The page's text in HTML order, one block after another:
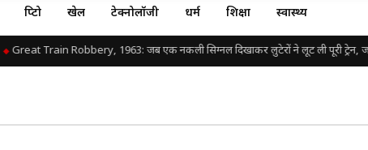
क्रिप्टो खेल टेक्नोलॉजी धर्म शिक्षा स्वास्थ्य
Great Train Robbery, 1963: जब एक नकली सिग्नल दिखाकर लुटेरों ने लूट ली पूरी ट्रेन,